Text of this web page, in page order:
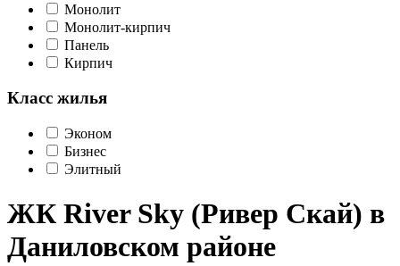
Монолит
Монолит-кирпич
Панель
Кирпич
Класс жилья
Эконом
Бизнес
Элитный
ЖК River Sky (Ривер Скай) в
Даниловском районе